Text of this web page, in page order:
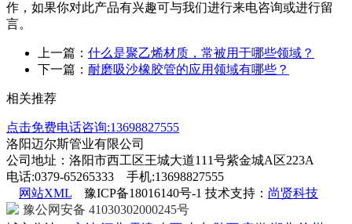
作，如果你对此产品有兴趣可与我们进行来电咨询或进行留
言。
上一篇： 什么是聚乙烯材质，常被用于哪些领域？
下一篇： 耐磨吸沙橡胶管的应用领域有哪些？
相关推荐
点击免费电话咨询:13698827555
洛阳迈尔斯管业有限公司
公司地址：洛阳市西工区王城大道111号紫金城A区223A
电话:0379-65265333 手机:13698827555
网站XML 豫ICP备18016140号-1 技术支持： 尚贤科技
豫公网安备 41030302000245号